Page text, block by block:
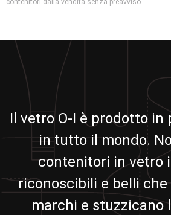
Il vetro O-I è prodotto in
in tutto il mondo.
contenitori in vetro
riconoscibili e belli che
marchi e stuzzicano